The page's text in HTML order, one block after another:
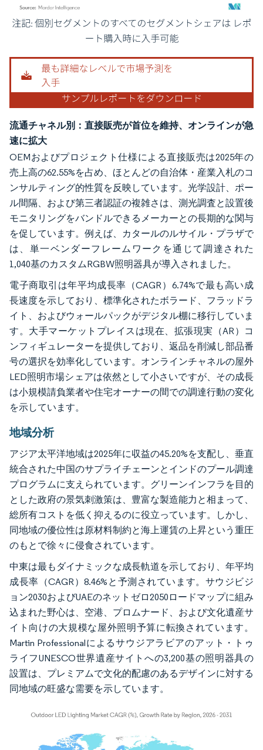
画像 © Mordor Intelligence。再利用にはCC BY 4.0の表示が必要です。
流通チャネル別：直接販売が首位を維持、オンラインが急
速に拡大
OEMおよびプロジェクト仕様による直接販売は2025年の
売上高の62.55%を占め、ほとんどの自治体・産業入札のコ
ンサルティング的性質を反映しています。光学設計、ポー
ル間隔、および第三者認証の複雑さは、測光調査と設置後
モニタリングをバンドルできるメーカーとの長期的な関与
を促しています。例えば、カタールのルサイル・プラザで
は、単一ベンダーフレームワークを通じて調達された
1,040基のカスタムRGBW照明器具が導入されました。
電子商取引は年平均成長率（CAGR）6.74%で最も高い成
長速度を示しており、標準化されたボラード、フラッドラ
イト、およびウォールパックがデジタル棚に移行していま
す。大手マーケットプレイスは現在、拡張現実（AR）コ
ンフィギュレーターを提供しており、返品を削減し部品番
号の選択を効率化しています。オンラインチャネルの屋外
LED照明市場シェアは依然として小さいですが、その成長
は小規模請負業者や住宅オーナーの間での調達行動の変化
を示しています。
地域分析
アジア太平洋地域は2025年に収益の45.20%を支配し、垂直
統合された中国のサプライチェーンとインドのプール調達
プログラムに支えられています。グリーンインフラを目的
とした政府の景気刺激策は、豊富な製造能力と相まって、
総所有コストを低く抑えるのに役立っています。しかし、
同地域の優位性は原材料制約と海上運賃の上昇という重圧
のもとで徐々に侵食されています。
中東は最もダイナミックな成長軌道を示しており、年平均
成長率（CAGR）8.46%と予測されています。サウジビジ
ョン2030およびUAEのネットゼロ2050ロードマップに組み
込まれた野心は、空港、プロムナード、および文化遺産サ
イト向けの大規模な屋外照明予算に転換されています。
Martin Professionalによるサウジアラビアのアット・トゥ
ライフUNESCO世界遺産サイトへの3,200基の照明器具の
設置は、プレミアムで文化的配慮のあるデザインに対する
同地域の旺盛な需要を示しています。